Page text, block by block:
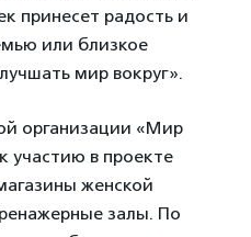
принесет радость и
или близкое
мир вокруг».
организации «Мир
в проекте
женской
залы. По